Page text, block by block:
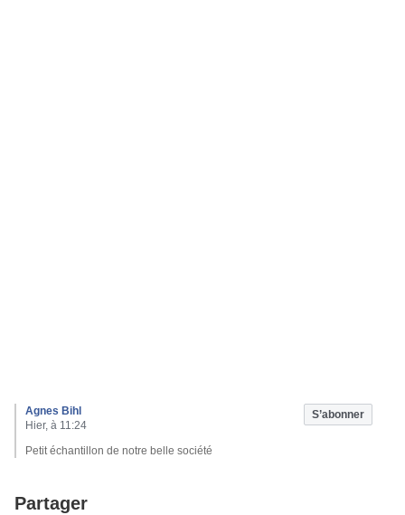
Agnes Bihl
S’abonner
Hier, à 11:24
Petit échantillon de notre belle société
Partager